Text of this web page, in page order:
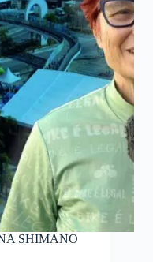
SHIMANO